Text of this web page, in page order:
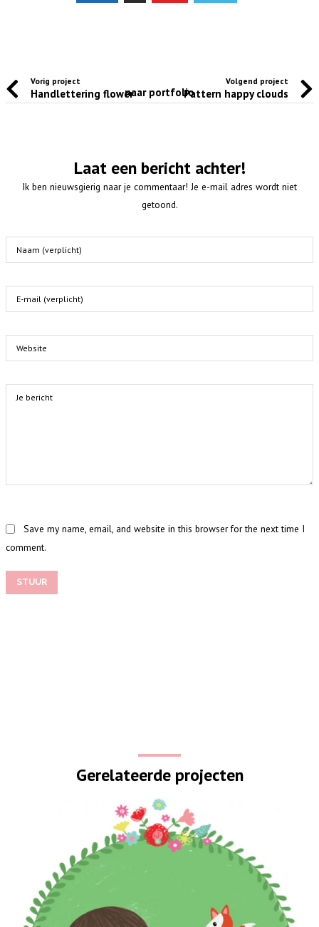
Vorig project
Handlettering flower
Volgend project
Pattern happy clouds
naar portfolio
Laat een bericht achter!
Ik ben nieuwsgierig naar je commentaar! Je e-mail adres wordt niet
getoond.
Save my name, email, and website in this browser for the next time I
comment.
STUUR
Gerelateerde projecten